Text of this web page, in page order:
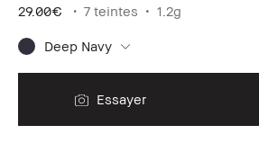
29.00€ 7 teintes 1.2g
Deep Navy
Essayer